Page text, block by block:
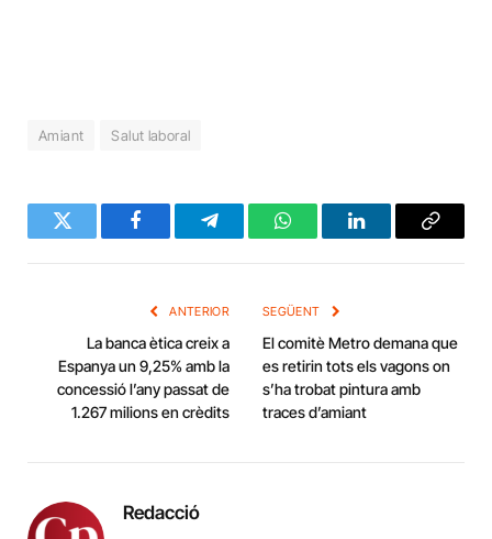
Amiant Salut laboral
Twitter FacebookTelegramWhatsAppLinkedInCopy
ANTERIOR
La banca ètica creix a
Espanya un 9,25% amb la
concessió l’any passat de
1.267 milions en crèdits
SEGÜENT
El comitè Metro demana que
es retirin tots els vagons on
s’ha trobat pintura amb
traces d’amiant
Redacció